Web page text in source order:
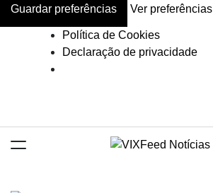
Guardar preferências Ver preferências
Política de Cookies
Declaração de privacidade